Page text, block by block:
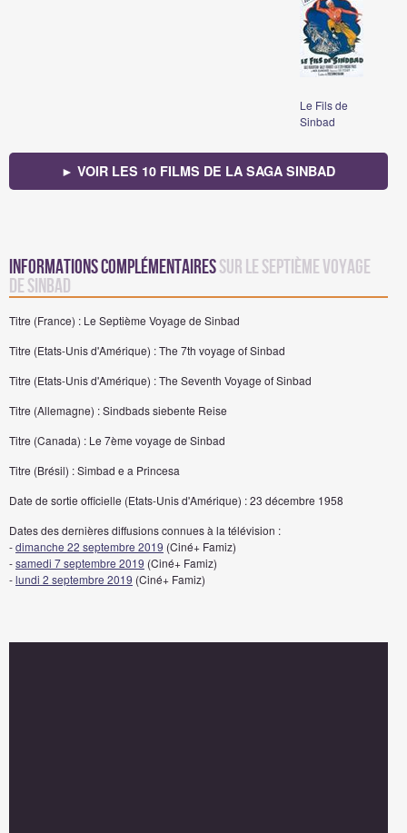
Le Fils de
Sinbad
► VOIR LES 10 FILMS DE LA SAGA SINBAD
Informations complémentairessur Le Septième Voyage
de Sinbad
Titre (France) : Le Septième Voyage de Sinbad
Titre (Etats-Unis d'Amérique) : The 7th voyage of Sinbad
Titre (Etats-Unis d'Amérique) : The Seventh Voyage of Sinbad
Titre (Allemagne) : Sindbads siebente Reise
Titre (Canada) : Le 7ème voyage de Sinbad
Titre (Brésil) : Simbad e a Princesa
Date de sortie officielle (Etats-Unis d'Amérique) : 23 décembre 1958
Dates des dernières diffusions connues à la télévision :
-dimanche 22 septembre 2019 (Ciné+ Famiz)
-samedi 7 septembre 2019 (Ciné+ Famiz)
-lundi 2 septembre 2019 (Ciné+ Famiz)